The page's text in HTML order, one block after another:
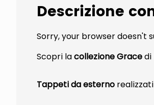
Descrizione
Sorry, your browser doesn't
Scopri lacollezione Gracedi
Tappeti da esterno